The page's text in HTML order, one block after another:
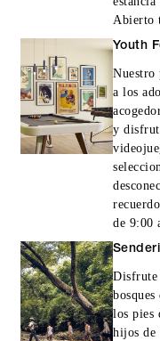
Abierto
Youth
Nuestro
a los
y
de 9:00
Disfrute
los pies
hijos de